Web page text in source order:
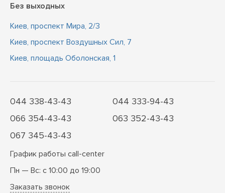
Без выходных
Киев, проспект Мира, 2/3
Киев, проспект Воздушных Сил, 7
Киев, площадь Оболонская, 1
044 338-43-43
044 333-94-43
066 354-43-43
063 352-43-43
067 345-43-43
График работы call-center
Пн — Вс: с 10:00 до 19:00
Заказать звонок